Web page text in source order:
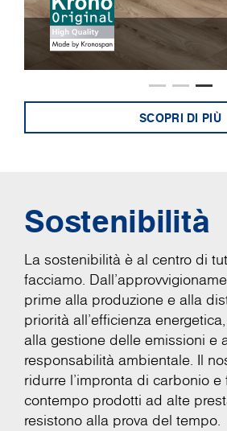
SCOPRI DI PIÙ
Sostenibilità
La sostenibilità è al centro di
facciamo.
prime alla produzione e alla
priorità all'efficienza
alla gestione delle emissioni e
responsabilità ambientale. Il
ridurre l'impronta di carbonio e
contempo prodotti ad alte
resistono alla prova del tempo.